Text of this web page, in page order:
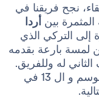
في
أردا
الذي
بقدمه
سجل الفرنسي هدفه الرسمي الـ18 بالموسم و ال 13 في